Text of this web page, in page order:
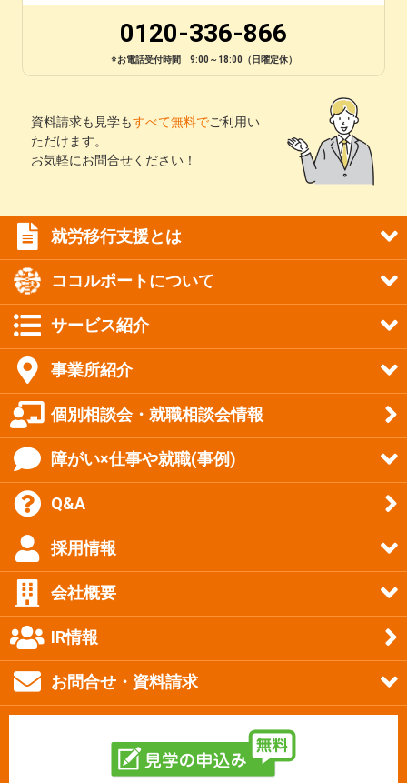
0120-336-866
※お電話受付時間 9:00～18:00（日曜定休）
資料請求も見学もすべて無料でご利用い
ただけます。
お気軽にお問合せください！
就労移行支援とは
ココルポートについて
サービス紹介
事業所紹介
個別相談会・就職相談会情報
障がい×仕事や就職(事例)
Q&A
採用情報
会社概要
IR情報
お問合せ・資料請求